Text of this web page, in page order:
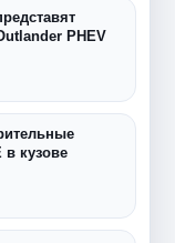
PHEV
в кузове